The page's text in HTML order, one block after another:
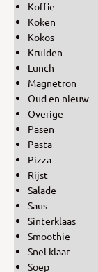
Koffie
Koken
Kokos
Kruiden
Lunch
Magnetron
Oud en nieuw
Overige
Pasen
Pasta
Pizza
Rijst
Salade
Saus
Sinterklaas
Smoothie
Snel klaar
Soep